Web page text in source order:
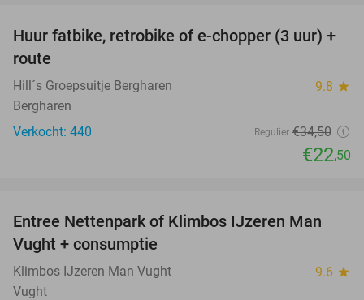
35%
Huur fatbike, retrobike of e-chopper (3 uur) +
route
Hill´s Groepsuitje Bergharen 9.8 star
Bergharen
Verkocht: 440
Regulier €34,50
€22,50
29%
Entree Nettenpark of Klimbos IJzeren Man
Vught + consumptie
Klimbos IJzeren Man Vught 9.6 star
Vught